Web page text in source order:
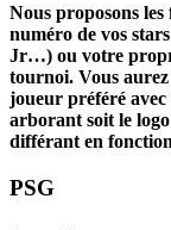
Nous proposons
numéro de vos
Jr…) ou votre
tournoi. Vous
joueur préféré
arborant soit le
différant en
PSG